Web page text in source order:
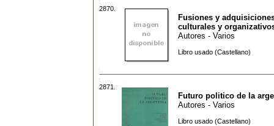
2870.
Fusiones y
culturales y
Autores - Varios
Libro usado (Castellano)
2871.
Futuro politico de la
Autores - Varios
Libro usado (Castellano)